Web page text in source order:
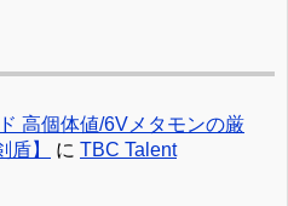
高個体値/6Vメタモンの厳
】
に TBC Talent